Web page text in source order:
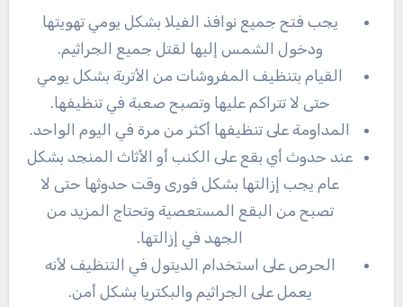
يجب فتح جميع نوافذ الفيلا بشكل يومي تهويتها
ودخول الشمس إليها لقتل جميع الجراثيم.
القيام بتنظيف المفروشات من الأتربة بشكل يومي
حتى لا تتراكم عليها وتصبح صعبة في تنظيفها.
المداومة على تنظيفها أكثر من مرة في اليوم الواحد.
عند حدوث أي بقع على الكنب أو الأثاث المنجد بشكل
عام يجب إزالتها بشكل فورى وقت حدوثها حتى لا
تصبح من البقع المستعصية وتحتاج المزيد من
الجهد في إزالتها.
الحرص على استخدام الديتول في التنظيف لأنه
يعمل على الجراثيم والبكتريا بشكل أمن.